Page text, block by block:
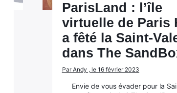
ParisLand : l’île
virtuelle de Paris
a fêté la Saint-
dans The
Par Andy , le 16 février 2023
Envie de vous évader pour la